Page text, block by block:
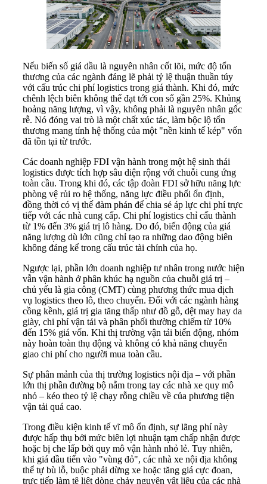
Nếu biến số giá dầu là nguyên nhân cốt lõi, mức độ tổn
thương của các ngành đáng lẽ phải tỷ lệ thuận thuần túy
với cấu trúc chi phí logistics trong giá thành. Khi đó, mức
chênh lệch biên không thể đạt tới con số gần 25%. Khủng
hoảng năng lượng, vì vậy, không phải là nguyên nhân gốc
rễ. Nó đóng vai trò là một chất xúc tác, làm bộc lộ tổn
thương mang tính hệ thống của một "nền kinh tế kép" vốn
đã tồn tại từ trước.
Các doanh nghiệp FDI vận hành trong một hệ sinh thái
logistics được tích hợp sâu diện rộng với chuỗi cung ứng
toàn cầu. Trong khi đó, các tập đoàn FDI sở hữu năng lực
phòng vệ rủi ro hệ thống, năng lực điều phối ổn định,
đồng thời có vị thế đàm phán để chia sẻ áp lực chi phí trực
tiếp với các nhà cung cấp. Chi phí logistics chỉ cấu thành
từ 1% đến 3% giá trị lô hàng. Do đó, biến động của giá
năng lượng dù lớn cũng chỉ tạo ra những dao động biên
không đáng kể trong cấu trúc tài chính của họ.
Ngược lại, phần lớn doanh nghiệp tư nhân trong nước hiện
vẫn vận hành ở phân khúc hạ nguồn của chuỗi giá trị –
chủ yếu là gia công (CMT) cùng phương thức mua dịch
vụ logistics theo lô, theo chuyến. Đối với các ngành hàng
cồng kềnh, giá trị gia tăng thấp như đồ gỗ, dệt may hay da
giày, chi phí vận tải và phân phối thường chiếm từ 10%
đến 15% giá vốn. Khi thị trường vận tải biến động, nhóm
này hoàn toàn thụ động và không có khả năng chuyển
giao chi phí cho người mua toàn cầu.
Sự phân mảnh của thị trường logistics nội địa – với phần
lớn thị phần đường bộ nằm trong tay các nhà xe quy mô
nhỏ – kéo theo tỷ lệ chạy rỗng chiều về của phương tiện
vận tải quá cao.
Trong điều kiện kinh tế vĩ mô ổn định, sự lãng phí này
được hấp thụ bởi mức biên lợi nhuận tạm chấp nhận được
hoặc bị che lấp bởi quy mô vận hành nhỏ lẻ. Tuy nhiên,
khi giá dầu tiến vào "vùng đỏ", các nhà xe nội địa không
thể tự bù lỗ, buộc phải dừng xe hoặc tăng giá cực đoan,
trực tiếp làm tê liệt dòng chảy nguyên vật liệu của các nhà